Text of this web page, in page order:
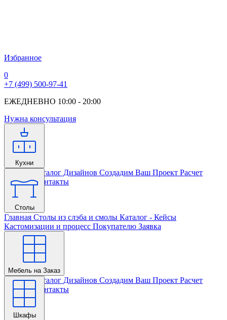
Избранное
0
+7 (499) 500-97-41
ЕЖЕДНЕВНО 10:00 - 20:00
Нужна консультация
Кухни
Главная Каталог Дизайнов Создадим Ваш Проект Расчет
Проекта Контакты
Столы
Главная Столы из слэба и смолы Каталог - Кейсы
Кастомизации и процесс Покупателю Заявка
Мебель на Заказ
Главная Каталог Дизайнов Создадим Ваш Проект Расчет
Проекта
Контакты
Шкафы